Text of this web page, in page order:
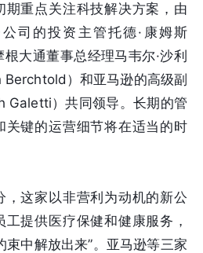
期重点关注科技解决方案，由
司的投资主管托德·康姆斯
大通董事总经理马韦尔·沙利
）和亚马逊的高级副
Galetti）共同领导。长期的管
关键的运营细节将在适当的时
，这家以非营利为动机的新公
提供医疗保健和健康服务，
束中解放出来”。亚马逊等三家